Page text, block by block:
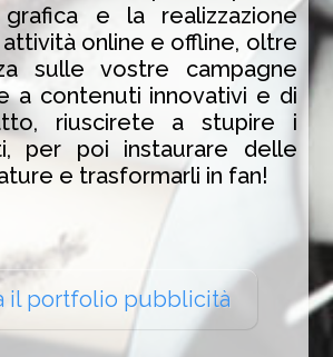
e la realizzazione
online e offline, oltre
sulle vostre campagne
a contenuti innovativi e di
riuscirete a stupire i
per poi instaurare delle
e trasformarli in fan!
il portfolio pubblicità